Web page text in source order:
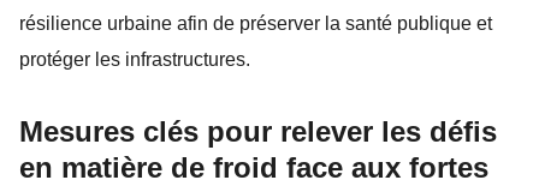
résilience urbaine afin de préserver la santé publique et
protéger les infrastructures.
Mesures clés pour relever les défis
en matière de froid face aux fortes